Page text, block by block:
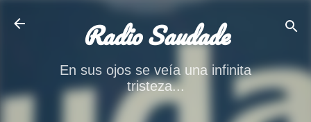
Radio Saudade
En sus ojos se veía una infinita
tristeza...